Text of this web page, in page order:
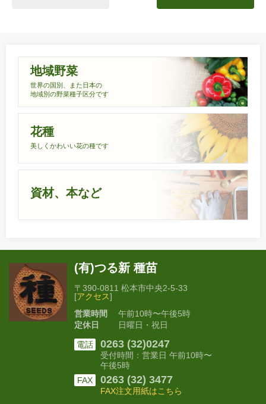
地域野菜
世界の国別、また日本の
地域別の野菜種子区分です
花種
美しくかわいい花の種です
資材、本など
(有)つる新 種苗
〒390-0811 松本市中央2-5-33
[アクセス]
営業時間
午前10時〜午後5時
定休日
日曜日・祝日
電話 0263 (32)0247
受付時間：営業日 午前10時〜
午後5時
FAX
0263 (32) 3477
FAX注文用紙はこちら